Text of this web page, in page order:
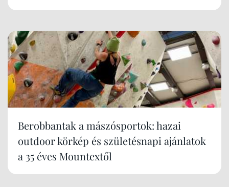
Berobbantak a mászósportok: hazai
outdoor körkép és születésnapi ajánlatok
a 35 éves Mountextől